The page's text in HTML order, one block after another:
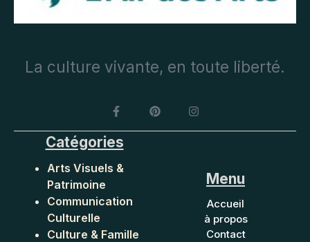
La culture vivante, en toute liberté.
Catégories
Arts Visuels &
Patrimoine
Communication
Culturelle
Culture & Famille
Menu
Accueil
à propos
Contact